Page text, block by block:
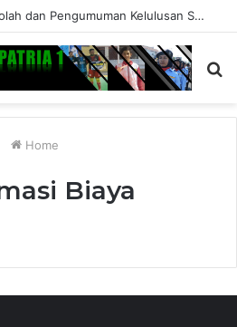
Sambutan Kepala Sekolah dan Pengumuman Kelulusan SMK Bina Patria 1 Sukoharjo Tahun Ajaran 2025/2026
Home
Biaya